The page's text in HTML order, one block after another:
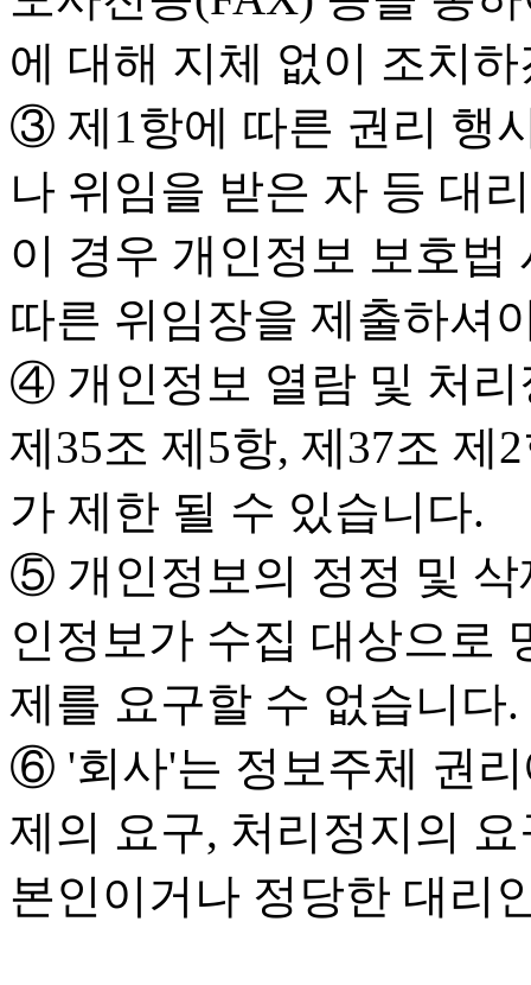
에 대해 지체 없이 조치
③ 제1항에 따른 권리 행
나 위임을 받은 자 등 대
이 경우 개인정보 보호법
따른 위임장을 제출하셔
④ 개인정보 열람 및 처
제35조 제5항, 제37조 제
가 제한 될 수 있습니다.
⑤ 개인정보의 정정 및 삭
인정보가 수집 대상으로
제를 요구할 수 없습니다.
⑥ '회사'는 정보주체 권리
제의 요구, 처리정지의
본인이거나 정당한 대리